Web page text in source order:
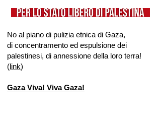
No al piano di pulizia etnica di Gaza,
di concentramento ed espulsione dei
palestinesi, di annessione della loro terra!
(link)
Gaza Viva! Viva Gaza!